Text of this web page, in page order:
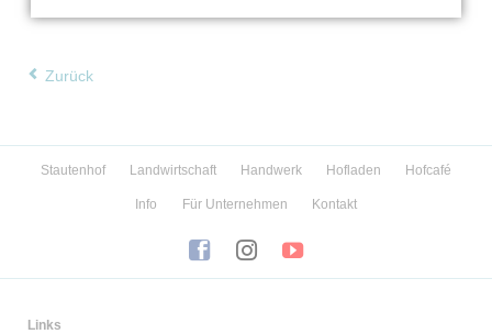
Zurück
Navigation
Stautenhof Landwirtschaft Handwerk Hofladen Hofcafé
Info Für Unternehmen Kontakt
Links